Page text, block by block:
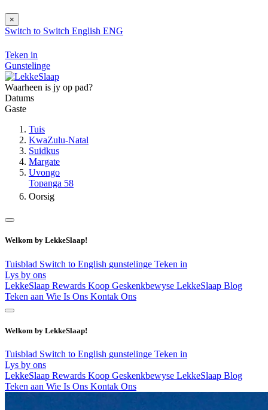
×
Switch to Switch English ENG
Teken in
Gunstelinge
Waarheen is jy op pad?
Datums
Gaste
Tuis
KwaZulu-Natal
Suidkus
Margate
Uvongo
Topanga 58
Oorsig
Welkom by LekkeSlaap!
Tuisblad Switch to English gunstelinge Teken in
Lys by ons
LekkeSlaap Rewards Koop Geskenkbewyse LekkeSlaap Blog
Teken aan Wie Is Ons Kontak Ons
Welkom by LekkeSlaap!
Tuisblad Switch to English gunstelinge Teken in
Lys by ons
LekkeSlaap Rewards Koop Geskenkbewyse LekkeSlaap Blog
Teken aan Wie Is Ons Kontak Ons